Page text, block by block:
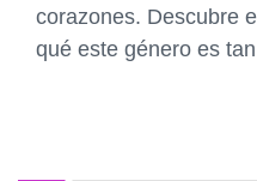
corazones. Descubre
qué este género es